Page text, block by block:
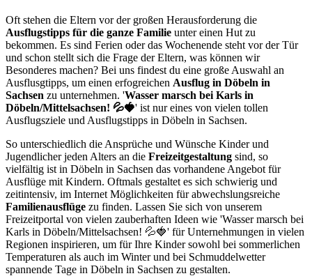
Oft stehen die Eltern vor der großen Herausforderung die
Ausflugstipps für die ganze Familie unter einen Hut zu
bekommen. Es sind Ferien oder das Wochenende steht vor der Tür
und schon stellt sich die Frage der Eltern, was können wir
Besonderes machen? Bei uns findest du eine große Auswahl an
Ausflusgtipps, um einen erfogreichen Ausflug in Döbeln in
Sachsen zu unternehmen. 'Wasser marsch bei Karls in
Döbeln/Mittelsachsen! 💦🍓' ist nur eines von vielen tollen
Ausflugsziele und Ausflugstipps in Döbeln in Sachsen.
So unterschiedlich die Ansprüche und Wünsche Kinder und
Jugendlicher jeden Alters an die Freizeitgestaltung sind, so
vielfältig ist in Döbeln in Sachsen das vorhandene Angebot für
Ausflüge mit Kindern. Oftmals gestaltet es sich schwierig und
zeitintensiv, im Internet Möglichkeiten für abwechslungsreiche
Familienausflüge zu finden. Lassen Sie sich von unserem
Freizeitportal von vielen zauberhaften Ideen wie 'Wasser marsch bei
Karls in Döbeln/Mittelsachsen! 💦🍓' für Unternehmungen in vielen
Regionen inspirieren, um für Ihre Kinder sowohl bei sommerlichen
Temperaturen als auch im Winter und bei Schmuddelwetter
spannende Tage in Döbeln in Sachsen zu gestalten.